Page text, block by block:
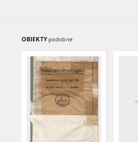
OBIEKTY podobne